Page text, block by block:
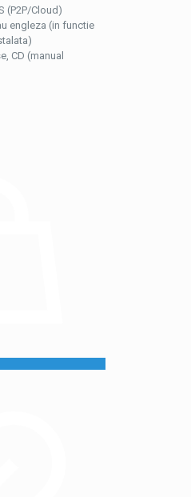
(P2P/Cloud)
engleza (in functie
CD (manual